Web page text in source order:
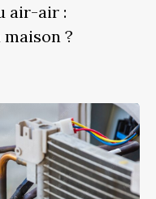
air-air :
?